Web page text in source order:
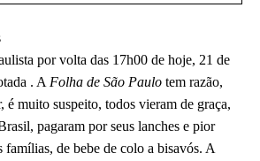
por volta das 17h00 de hoje, 21 de
. A Folha de São Paulo tem razão,
é muito suspeito, todos vieram de graça,
pagaram por seus lanches e pior
famílias, de bebe de colo a bisavós. A